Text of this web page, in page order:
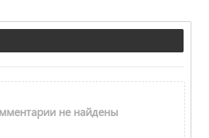
не найдены